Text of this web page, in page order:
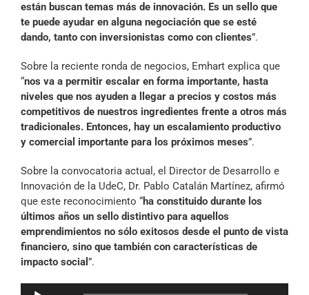
están buscan temas más de innovación. Es un sello que
te puede ayudar en alguna negociación que se esté
dando, tanto con inversionistas como con clientes”.
Sobre la reciente ronda de negocios, Emhart explica que
“nos va a permitir escalar en forma importante, hasta
niveles que nos ayuden a llegar a precios y costos más
competitivos de nuestros ingredientes frente a otros más
tradicionales. Entonces, hay un escalamiento productivo
y comercial importante para los próximos meses”.
Sobre la convocatoria actual, el Director de Desarrollo e
Innovación de la UdeC, Dr. Pablo Catalán Martínez, afirmó
que este reconocimiento “ha constituido durante los
últimos años un sello distintivo para aquellos
emprendimientos no sólo exitosos desde el punto de vista
financiero, sino que también con características de
impacto social ”.
Reproductor